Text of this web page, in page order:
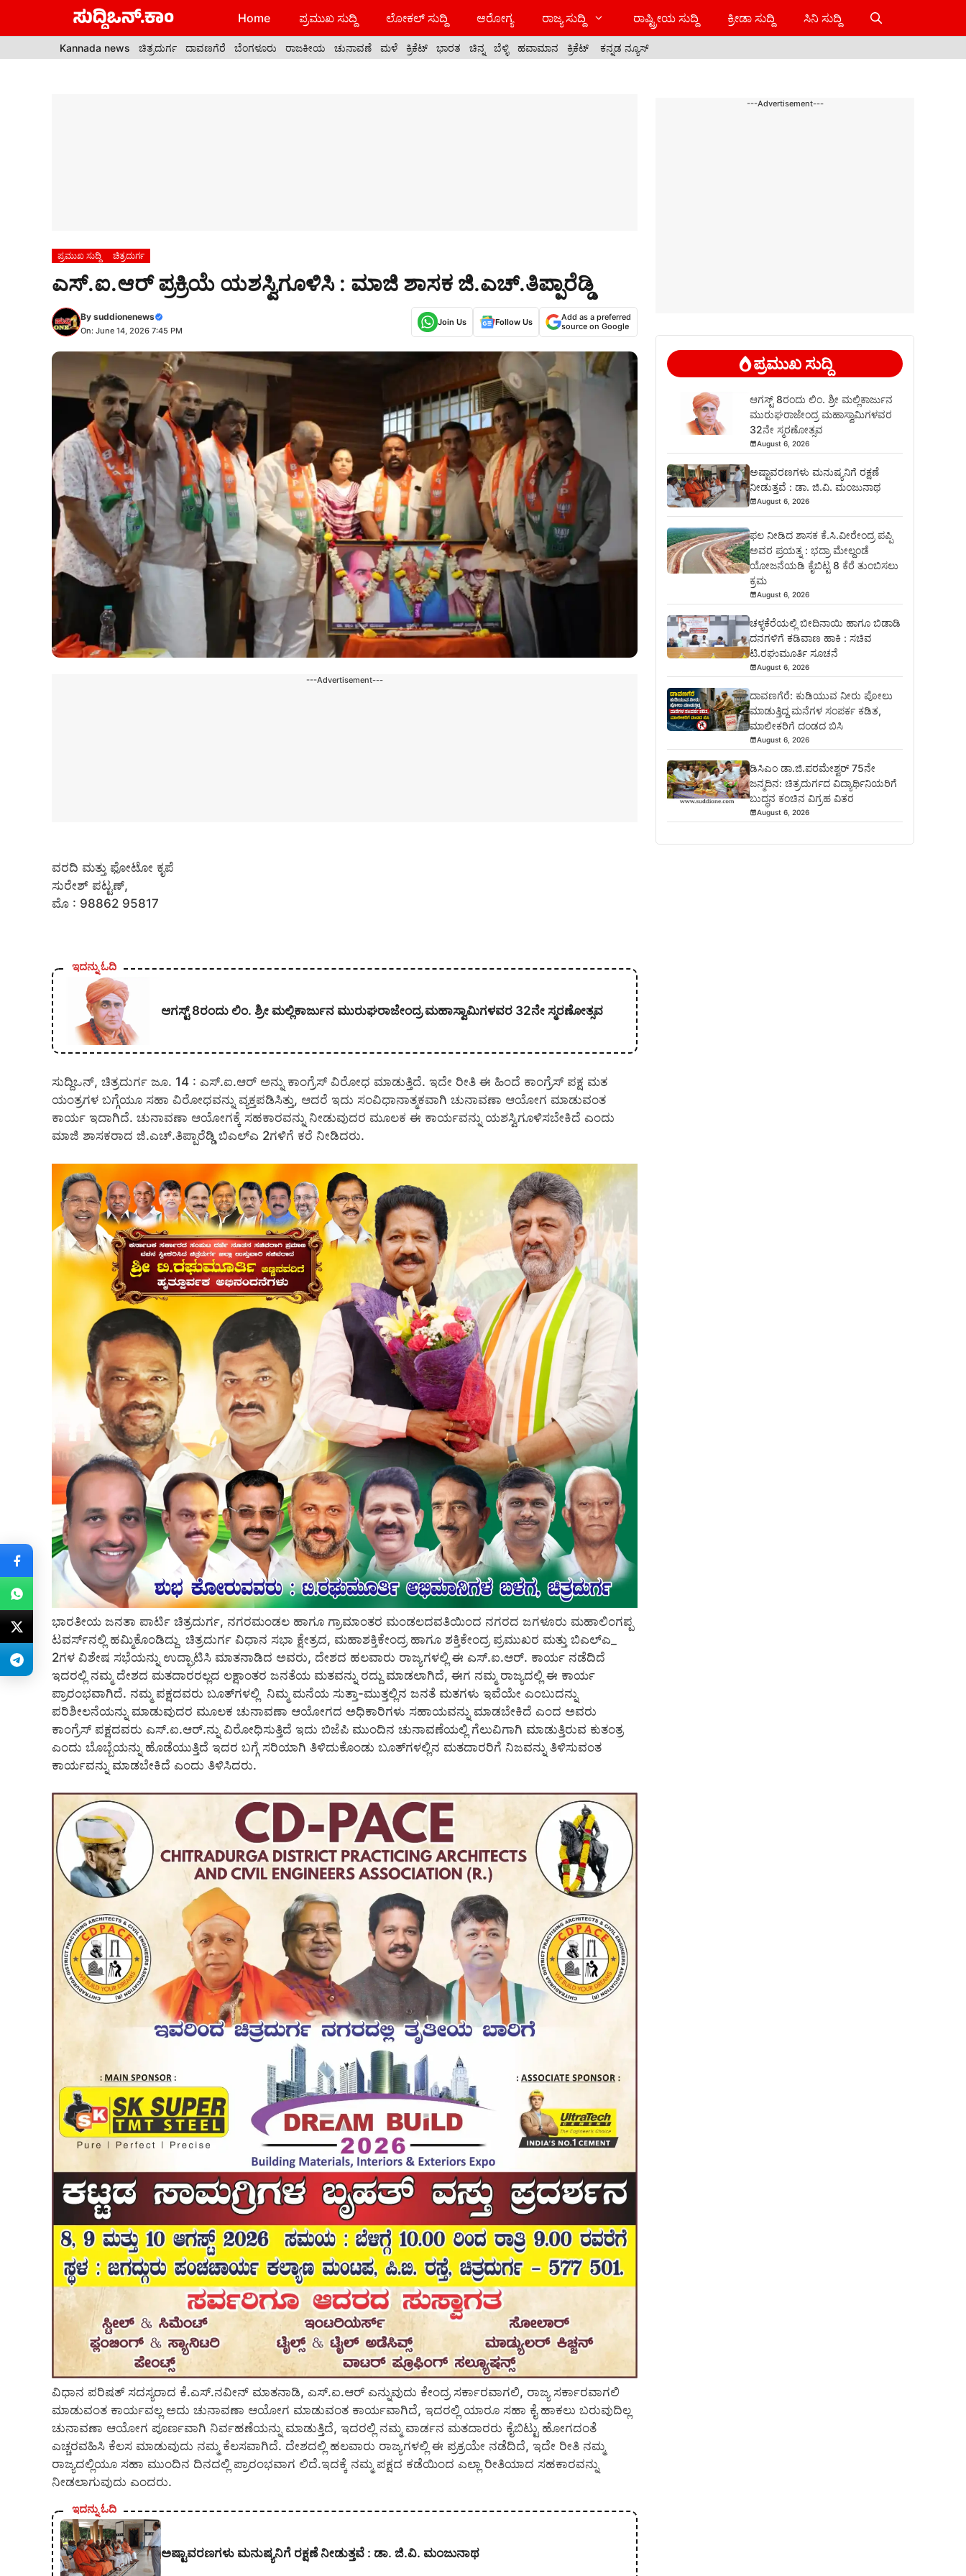
Home ಪ್ರಮುಖ ಸುದ್ದಿ ಲೋಕಲ್ ಸುದ್ದಿ ಆರೋಗ್ಯ ರಾಜ್ಯ ಸುದ್ದಿ ರಾಷ್ಟ್ರೀಯ ಸುದ್ದಿ ಕ್ರೀಡಾ ಸುದ್ದಿ ಸಿನಿ ಸುದ್ದಿ
Kannada news ಚಿತ್ರದುರ್ಗ ದಾವಣಗೆರೆ ಬೆಂಗಳೂರು ರಾಜಕೀಯ ಚುನಾವಣೆ ಮಳೆ ಕ್ರಿಕೆಟ್ ಭಾರತ ಚಿನ್ನ ಬೆಳ್ಳಿ ಹವಾಮಾನ ಕ್ರಿಕೆಟ್ ಕನ್ನಡ ನ್ಯೂಸ್
ಪ್ರಮುಖ ಸುದ್ದಿ ಚಿತ್ರದುರ್ಗ
ಎಸ್.ಐ.ಆರ್ ಪ್ರಕ್ರಿಯೆ ಯಶಸ್ವಿಗೂಳಿಸಿ : ಮಾಜಿ ಶಾಸಕ ಜಿ.ಎಚ್.ತಿಪ್ಪಾರೆಡ್ಡಿ
By suddionenews
On: June 14, 2026 7:45 PM
Join Us Follow Us
Add as a preferred
source on Google
---Advertisement---
ವರದಿ ಮತ್ತು ಫೋಟೋ ಕೃಪೆ
ಸುರೇಶ್ ಪಟ್ಟಣ್,
ಮೊ : 98862 95817
ಇದನ್ನು ಓದಿ
ಆಗಸ್ಟ್ 8ರಂದು ಲಿಂ. ಶ್ರೀ ಮಲ್ಲಿಕಾರ್ಜುನ ಮುರುಘರಾಜೇಂದ್ರ ಮಹಾಸ್ವಾಮಿಗಳವರ 32ನೇ ಸ್ಮರಣೋತ್ಸವ
ಸುದ್ದಿಒನ್, ಚಿತ್ರದುರ್ಗ ಜೂ. 14 : ಎಸ್.ಐ.ಆರ್ ಅನ್ನು ಕಾಂಗ್ರೆಸ್ ವಿರೋಧ ಮಾಡುತ್ತಿದೆ. ಇದೇ ರೀತಿ ಈ ಹಿಂದೆ ಕಾಂಗ್ರೆಸ್ ಪಕ್ಷ ಮತ
ಯಂತ್ರಗಳ ಬಗ್ಗೆಯೂ ಸಹಾ ವಿರೋಧವನ್ನು ವ್ಯಕ್ತಪಡಿಸಿತ್ತು, ಆದರೆ ಇದು ಸಂವಿಧಾನಾತ್ಮಕವಾಗಿ ಚುನಾವಣಾ ಆಯೋಗ ಮಾಡುವಂತ
ಕಾರ್ಯ ಇದಾಗಿದೆ. ಚುನಾವಣಾ ಆಯೋಗಕ್ಕೆ ಸಹಕಾರವನ್ನು ನೀಡುವುದರ ಮೂಲಕ ಈ ಕಾರ್ಯವನ್ನು ಯಶಸ್ವಿಗೂಳಿಸಬೇಕಿದೆ ಎಂದು
ಮಾಜಿ ಶಾಸಕರಾದ ಜಿ.ಎಚ್.ತಿಪ್ಪಾರೆಡ್ಡಿ ಬಿಎಲ್‍ಎ 2ಗಳಿಗೆ ಕರೆ ನೀಡಿದರು.
ಭಾರತೀಯ ಜನತಾ ಪಾರ್ಟಿ ಚಿತ್ರದುರ್ಗ, ನಗರಮಂಡಲ ಹಾಗೂ ಗ್ರಾಮಾಂತರ ಮಂಡಲದವತಿಯಿಂದ ನಗರದ ಜಗಳೂರು ಮಹಾಲಿಂಗಪ್ಪ
ಟವರ್ಸ್‍ನಲ್ಲಿ ಹಮ್ಮಿಕೊಂಡಿದ್ದು ಚಿತ್ರದುರ್ಗ ವಿಧಾನ ಸಭಾ ಕ್ಷೇತ್ರದ, ಮಹಾಶಕ್ತಿಕೇಂದ್ರ ಹಾಗೂ ಶಕ್ತಿಕೇಂದ್ರ ಪ್ರಮುಖರ ಮತ್ತು ಬಿಎಲ್‍ಎ_
2ಗಳ ವಿಶೇಷ ಸಭೆಯನ್ನು ಉದ್ಘಾಟಿಸಿ ಮಾತನಾಡಿದ ಅವರು, ದೇಶದ ಹಲವಾರು ರಾಜ್ಯಗಳಲ್ಲಿ ಈ ಎಸ್.ಐ.ಆರ್. ಕಾರ್ಯ ನಡೆದಿದೆ
ಇದರಲ್ಲಿ ನಮ್ಮ ದೇಶದ ಮತದಾರರಲ್ಲದ ಲಕ್ಷಾಂತರ ಜನತೆಯ ಮತವನ್ನು ರದ್ದು ಮಾಡಲಾಗಿದೆ, ಈಗ ನಮ್ಮ ರಾಜ್ಯದಲ್ಲಿ ಈ ಕಾರ್ಯ
ಪ್ರಾರಂಭವಾಗಿದೆ. ನಮ್ಮ ಪಕ್ಷದವರು ಬೂತ್‍ಗಳಲ್ಲಿ ನಿಮ್ಮ ಮನೆಯ ಸುತ್ತಾ-ಮುತ್ತಲ್ಲಿನ ಜನತೆ ಮತಗಳು ಇವೆಯೇ ಎಂಬುದನ್ನು
ಪರಿಶೀಲನೆಯನ್ನು ಮಾಡುವುದರ ಮೂಲಕ ಚುನಾವಣಾ ಆಯೋಗದ ಅಧಿಕಾರಿಗಳು ಸಹಾಯವನ್ನು ಮಾಡಬೇಕಿದೆ ಎಂದ ಅವರು
ಕಾಂಗ್ರೆಸ್ ಪಕ್ಷದವರು ಎಸ್.ಐ.ಆರ್.ನ್ನು ವಿರೋಧಿಸುತ್ತಿದೆ ಇದು ಬಿಜೆಪಿ ಮುಂದಿನ ಚುನಾವಣೆಯಲ್ಲಿ ಗೆಲುವಿಗಾಗಿ ಮಾಡುತ್ತಿರುವ ಕುತಂತ್ರ
ಎಂದು ಬೊಬ್ಬೆಯನ್ನು ಹೊಡೆಯುತ್ತಿದೆ ಇದರ ಬಗ್ಗೆ ಸರಿಯಾಗಿ ತಿಳಿದುಕೊಂಡು ಬೂತ್‍ಗಳಲ್ಲಿನ ಮತದಾರರಿಗೆ ನಿಜವನ್ನು ತಿಳಿಸುವಂತ
ಕಾರ್ಯವನ್ನು ಮಾಡಬೇಕಿದೆ ಎಂದು ತಿಳಿಸಿದರು.
ವಿಧಾನ ಪರಿಷತ್ ಸದಸ್ಯರಾದ ಕೆ.ಎಸ್.ನವೀನ್ ಮಾತನಾಡಿ, ಎಸ್.ಐ.ಆರ್ ಎನ್ನುವುದು ಕೇಂದ್ರ ಸರ್ಕಾರವಾಗಲಿ, ರಾಜ್ಯ ಸರ್ಕಾರವಾಗಲಿ
ಮಾಡುವಂತ ಕಾರ್ಯವಲ್ಲ ಅದು ಚುನಾವಣಾ ಆಯೋಗ ಮಾಡುವಂತ ಕಾರ್ಯವಾಗಿದೆ, ಇದರಲ್ಲಿ ಯಾರೂ ಸಹಾ ಕೈ ಹಾಕಲು ಬರುವುದಿಲ್ಲ
ಚುನಾವಣಾ ಆಯೋಗ ಪೂರ್ಣವಾಗಿ ನಿರ್ವಹಣೆಯನ್ನು ಮಾಡುತ್ತಿದೆ, ಇದರಲ್ಲಿ ನಮ್ಮ ವಾರ್ಡನ ಮತದಾರರು ಕೈಬಿಟ್ಟು ಹೋಗದಂತೆ
ಎಚ್ಚರವಹಿಸಿ ಕೆಲಸ ಮಾಡುವುದು ನಮ್ಮ ಕೆಲಸವಾಗಿದೆ. ದೇಶದಲ್ಲಿ ಹಲವಾರು ರಾಜ್ಯಗಳಲ್ಲಿ ಈ ಪ್ರಕ್ರಯೇ ನಡೆದಿದೆ, ಇದೇ ರೀತಿ ನಮ್ಮ
ರಾಜ್ಯದಲ್ಲಿಯೂ ಸಹಾ ಮುಂದಿನ ದಿನದಲ್ಲಿ ಪ್ರಾರಂಭವಾಗ ಲಿದೆ.ಇದಕ್ಕೆ ನಮ್ಮ ಪಕ್ಷದ ಕಡೆಯಿಂದ ಎಲ್ಲಾ ರೀತಿಯಾದ ಸಹಕಾರವನ್ನು
ನೀಡಲಾಗುವುದು ಎಂದರು.
ಇದನ್ನು ಓದಿ
ಅಷ್ಟಾವರಣಗಳು ಮನುಷ್ಯನಿಗೆ ರಕ್ಷಣೆ ನೀಡುತ್ತವೆ : ಡಾ. ಜಿ.ವಿ. ಮಂಜುನಾಥ
---Advertisement---
ಪ್ರಮುಖ ಸುದ್ದಿ
ಆಗಸ್ಟ್ 8ರಂದು ಲಿಂ. ಶ್ರೀ ಮಲ್ಲಿಕಾರ್ಜುನ
ಮುರುಘರಾಜೇಂದ್ರ ಮಹಾಸ್ವಾಮಿಗಳವರ
32ನೇ ಸ್ಮರಣೋತ್ಸವ
August 6, 2026
ಅಷ್ಟಾವರಣಗಳು ಮನುಷ್ಯನಿಗೆ ರಕ್ಷಣೆ
ನೀಡುತ್ತವೆ : ಡಾ. ಜಿ.ವಿ. ಮಂಜುನಾಥ
August 6, 2026
ಫಲ ನೀಡಿದ ಶಾಸಕ ಕೆ.ಸಿ.ವೀರೇಂದ್ರ ಪಪ್ಪಿ
ಅವರ ಪ್ರಯತ್ನ : ಭದ್ರಾ ಮೇಲ್ದಂಡೆ
ಯೋಜನೆಯಡಿ ಕೈಬಿಟ್ಟ 8 ಕೆರೆ ತುಂಬಿಸಲು
ಕ್ರಮ
August 6, 2026
ಚಳ್ಳಕೆರೆಯಲ್ಲಿ ಬೀದಿನಾಯಿ ಹಾಗೂ ಬಿಡಾಡಿ
ದನಗಳಿಗೆ ಕಡಿವಾಣ ಹಾಕಿ : ಸಚಿವ
ಟಿ.ರಘುಮೂರ್ತಿ ಸೂಚನೆ
August 6, 2026
ದಾವಣಗೆರೆ: ಕುಡಿಯುವ ನೀರು ಪೋಲು
ಮಾಡುತ್ತಿದ್ದ ಮನೆಗಳ ಸಂಪರ್ಕ ಕಡಿತ,
ಮಾಲೀಕರಿಗೆ ದಂಡದ ಬಿಸಿ
August 6, 2026
ಡಿಸಿಎಂ ಡಾ.ಜಿ.ಪರಮೇಶ್ವರ್ 75ನೇ
ಜನ್ಮದಿನ: ಚಿತ್ರದುರ್ಗದ ವಿದ್ಯಾರ್ಥಿನಿಯರಿಗೆ
ಬುದ್ಧನ ಕಂಚಿನ ವಿಗ್ರಹ ವಿತರ
August 6, 2026